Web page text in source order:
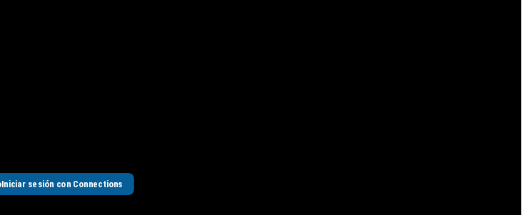
Iniciar sesión con Connections